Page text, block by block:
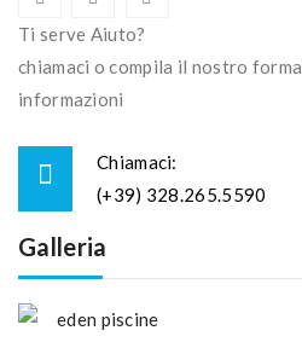
Ti serve Aiuto?
chiamaci o compila il nostro
informazioni
Chiamaci:
(+39) 328.265.5590
Galleria